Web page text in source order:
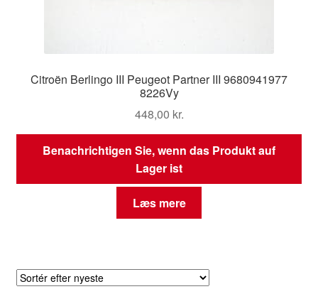
Citroën Berlingo III Peugeot Partner III 9680941977
8226Vy
448,00 kr.
Benachrichtigen Sie, wenn das Produkt auf
Lager ist
Læs mere